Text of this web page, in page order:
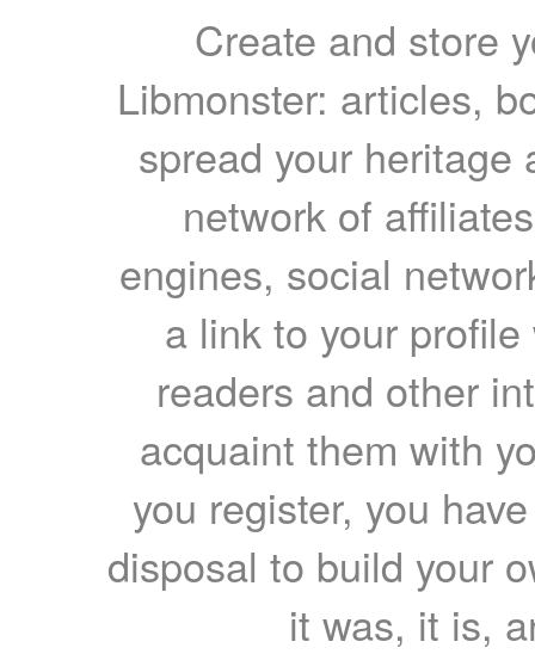
Create and store
Libmonster: articles,
spread your heritage
network of
engines, social
a link to your
readers and other
acquaint them with
you register, you
disposal to build your
it was, it is,